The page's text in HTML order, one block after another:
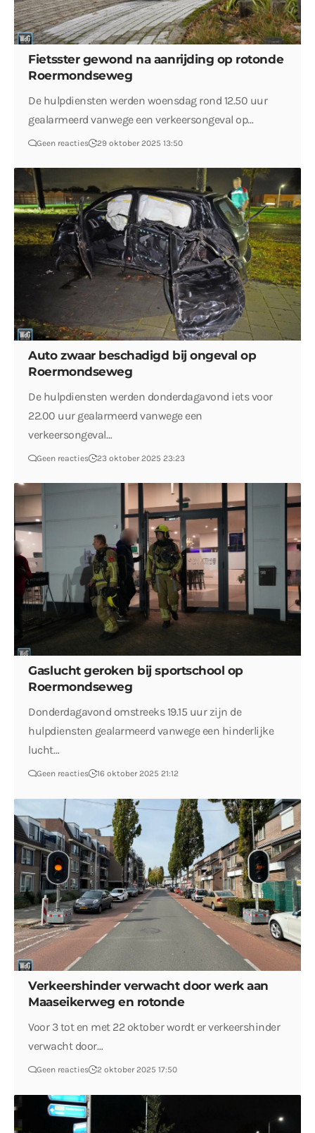
Fietsster gewond na aanrijding op rotonde
Roermondseweg
De hulpdiensten werden woensdag rond 12.50 uur
gealarmeerd vanwege een verkeersongeval op…
Geen reacties 29 oktober 2025 13:50
Auto zwaar beschadigd bij ongeval op
Roermondseweg
De hulpdiensten werden donderdagavond iets voor
22.00 uur gealarmeerd vanwege een
verkeersongeval…
Geen reacties 23 oktober 2025 23:23
Gaslucht geroken bij sportschool op
Roermondseweg
Donderdagavond omstreeks 19.15 uur zijn de
hulpdiensten gealarmeerd vanwege een hinderlijke
lucht…
Geen reacties 16 oktober 2025 21:12
Verkeershinder verwacht door werk aan
Maaseikerweg en rotonde
Voor 3 tot en met 22 oktober wordt er verkeershinder
verwacht door…
Geen reacties 2 oktober 2025 17:50